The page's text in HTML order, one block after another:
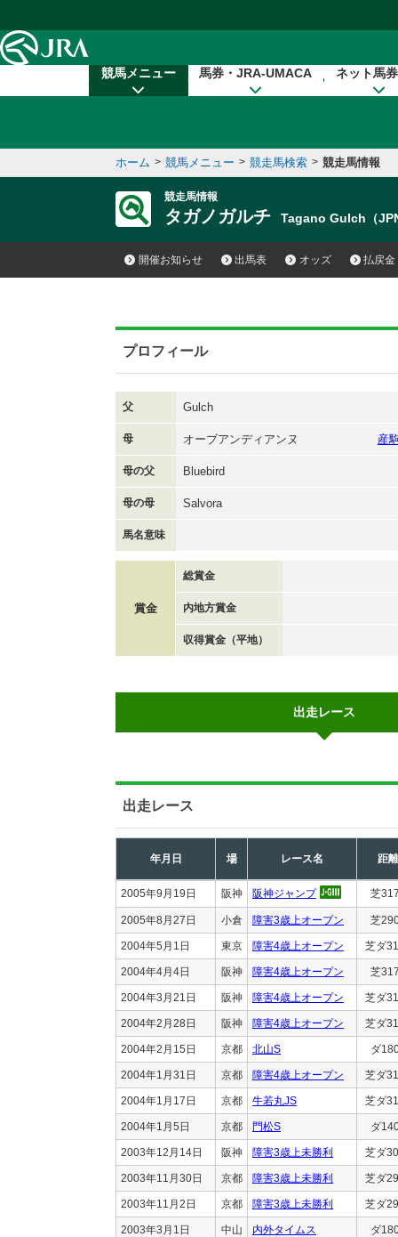
競馬メニュー 馬券・JRA-UMACA ネット馬
ホーム > 競馬メニュー > 競走馬検索 > 競走馬情報
競走馬情報
タガノガルチ Tagano Gulch（
開催お知らせ 出馬表 オッズ 払戻金
プロフィール
父 Gulch
母 オーブアンディアンヌ 産
母の父 Bluebird
母の母 Salvora
馬名意味
賞金
総賞金
内地方賞金
収得賞金（平地）
出走レース
出走レース
年月日 場 レース名 距離
2005年9月19日 阪神 阪神ジャンプ 芝
2005年8月27日 小倉 障害3歳上オープン 芝
2004年5月1日 東京 障害4歳上オープン 芝ダ
2004年4月4日 阪神 障害4歳上オープン 芝
2004年3月21日 阪神 障害4歳上オープン 芝ダ
2004年2月28日 阪神 障害4歳上オープン 芝ダ
2004年2月15日 京都 北山S ダ
2004年1月31日 京都 障害4歳上オープン 芝ダ
2004年1月17日 京都 牛若丸JS 芝ダ
2004年1月5日 京都 門松S ダ
2003年12月14日 阪神 障害3歳上未勝利 芝ダ
2003年11月30日 京都 障害3歳上未勝利 芝ダ
2003年11月2日 京都 障害3歳上未勝利 芝ダ
2003年3月1日 中山 内外タイムス ダ